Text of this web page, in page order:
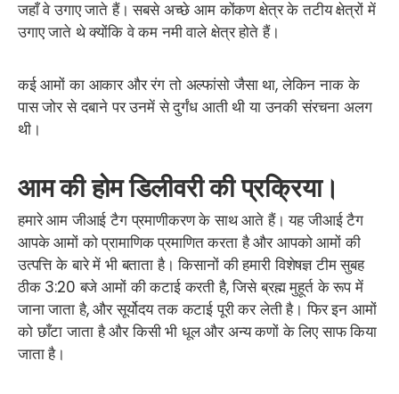
जहाँ वे उगाए जाते हैं। सबसे अच्छे आम कोंकण क्षेत्र के तटीय क्षेत्रों में
उगाए जाते थे क्योंकि वे कम नमी वाले क्षेत्र होते हैं।
कई आमों का आकार और रंग तो अल्फांसो जैसा था, लेकिन नाक के
पास जोर से दबाने पर उनमें से दुर्गंध आती थी या उनकी संरचना अलग
थी।
आम की होम डिलीवरी की प्रक्रिया।
हमारे आम जीआई टैग प्रमाणीकरण के साथ आते हैं। यह जीआई टैग
आपके आमों को प्रामाणिक प्रमाणित करता है और आपको आमों की
उत्पत्ति के बारे में भी बताता है। किसानों की हमारी विशेषज्ञ टीम सुबह
ठीक 3:20 बजे आमों की कटाई करती है, जिसे ब्रह्म मुहूर्त के रूप में
जाना जाता है, और सूर्योदय तक कटाई पूरी कर लेती है। फिर इन आमों
को छाँटा जाता है और किसी भी धूल और अन्य कणों के लिए साफ किया
जाता है।